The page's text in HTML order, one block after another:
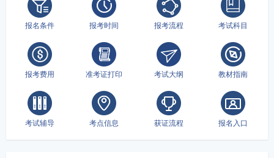
报名条件 报考时间 报考流程 考试科目
报考费用 准考证打印 考试大纲 教材指南
考试辅导 考点信息 获证流程 报名入口